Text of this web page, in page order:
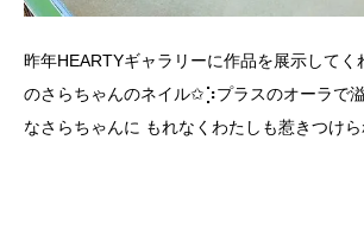
昨年HEARTYギャラリーに作品を展示してく
のさらちゃんのネイル✩︎⡱プラスのオーラで
なさらちゃんに もれなくわたしも惹きつけ